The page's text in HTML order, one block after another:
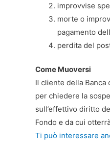
improvvise
morte o
pagamento
perdita del
Come Muoversi
Il cliente della Banca
per chiedere la
sull’effettivo diritto
Fondo e da cui
Ti può interessare